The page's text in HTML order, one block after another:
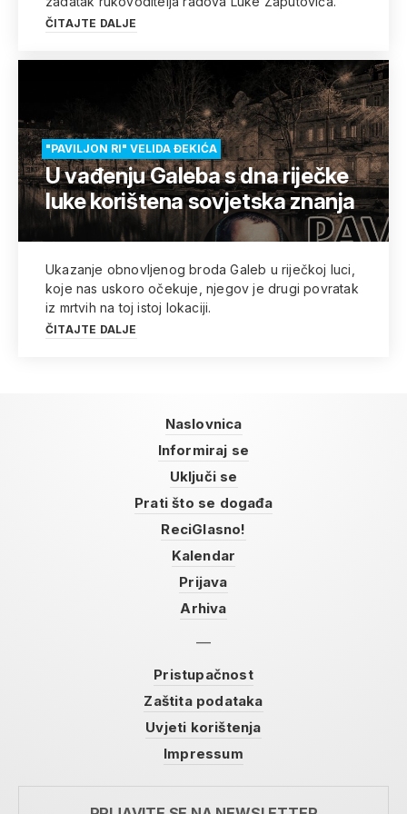
ČITAJTE DALJE
"PAVILJON RI" VELIDA ĐEKIĆA
U vađenju Galeba s dna riječke
luke korištena sovjetska znanja
Ukazanje obnovljenog broda Galeb u riječkoj luci,
koje nas uskoro očekuje, njegov je drugi povratak
iz mrtvih na toj istoj lokaciji.
ČITAJTE DALJE
Naslovnica
Informiraj se
Uključi se
Prati što se događa
ReciGlasno!
Kalendar
Prijava
Arhiva
Pristupačnost
Zaštita podataka
Uvjeti korištenja
Impressum